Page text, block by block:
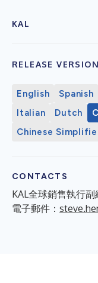
KAL
RELEASE
English Spanish
Italian
Dutch
Chinese
CONTACTS
KAL全球銷售執行
電子郵件：